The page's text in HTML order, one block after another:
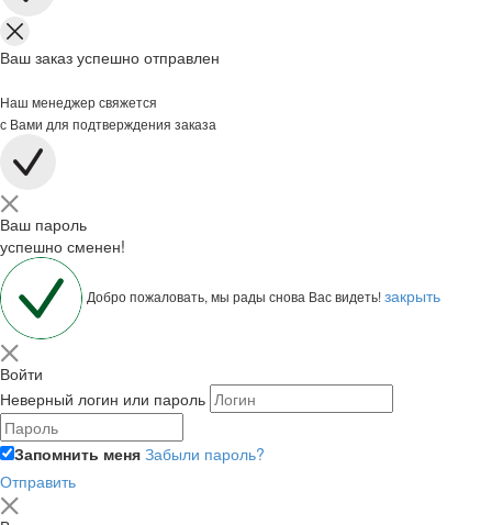
Ваш заказ успешно отправлен
Наш менеджер свяжется
с Вами для подтверждения заказа
Ваш пароль
успешно сменен!
Добро пожаловать, мы рады снова Вас видеть!закрыть
Войти
Неверный логин или пароль
Запомнить меня Забыли пароль?
Отправить